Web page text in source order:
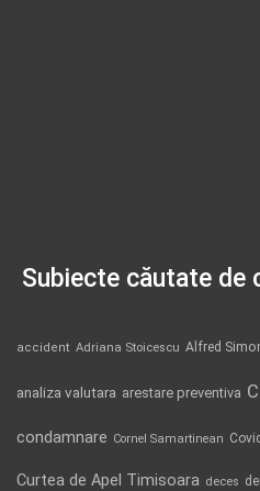
Subiecte căutate de
accident Adriana Stoicescu Alfred
analiza valutara arestare preventiva
condamnare Cornel Samartinean
Curtea de Apel Timisoara deces